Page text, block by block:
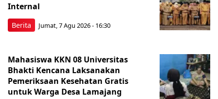
Berita
Internal
Jumat, 7 Agu 2026 - 16:30
Mahasiswa KKN 08 Universitas
Bhakti Kencana Laksanakan
Pemeriksaan Kesehatan Gratis
untuk Warga Desa Lamajang